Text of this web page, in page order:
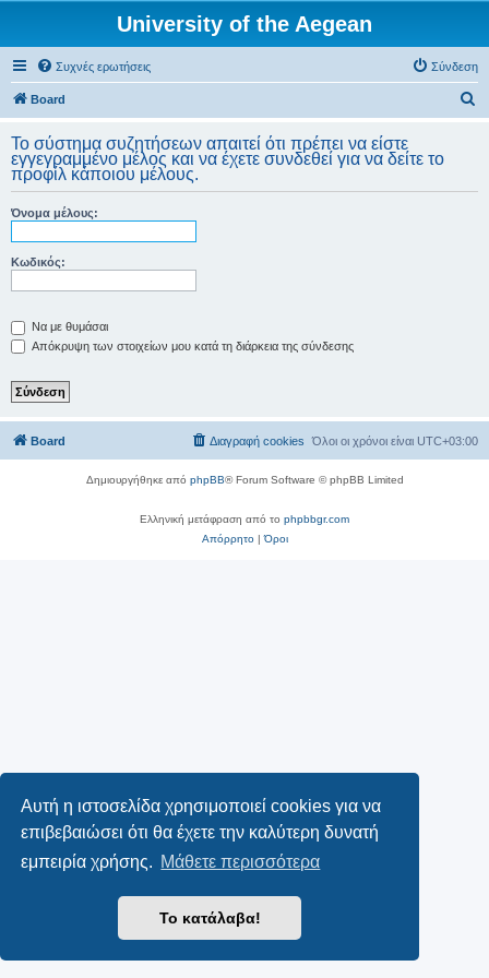
Αυτή η ιστοσελίδα χρησιμοποιεί cookies για να
επιβεβαιώσει ότι θα έχετε την καλύτερη δυνατή
εμπειρία χρήσης. Μάθετε περισσότερα
Το κατάλαβα!
University of the Aegean
Συχνές ερωτήσεις Σύνδεση
Board
Το σύστημα συζητήσεων απαιτεί ότι πρέπει να είστε
εγγεγραμμένο μέλος και να έχετε συνδεθεί για να δείτε το
προφίλ κάποιου μέλους.
Όνομα μέλους:
Κωδικός:
Να με θυμάσαι
Απόκρυψη των στοιχείων μου κατά τη διάρκεια της σύνδεσης
Board Όλοι οι χρόνοι είναι UTC+03:00
Διαγραφή cookies
Δημιουργήθηκε από phpBB® Forum Software © phpBB Limited
Ελληνική μετάφραση από το phpbbgr.com
Απόρρητο|Όροι